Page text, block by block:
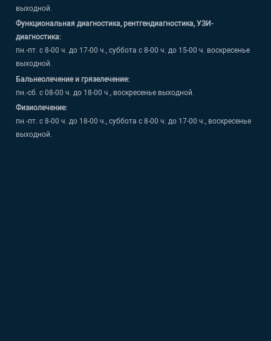
выходной.
Функциональная диагностика, рентгендиагностика, УЗИ-
диагностика:
пн.-пт. с 8-00 ч. до 17-00 ч., суббота с 8-00 ч. до 15-00 ч. воскресенье
выходной.
Бальнеолечение и грязелечение:
пн.-сб. с 08-00 ч. до 18-00 ч., воскресенье выходной.
Физиолечение:
пн.-пт. с 8-00 ч. до 18-00 ч., суббота с 8-00 ч. до 17-00 ч., воскресенье
выходной.